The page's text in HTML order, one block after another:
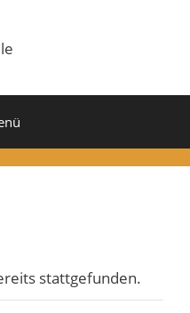
stattgefunden.